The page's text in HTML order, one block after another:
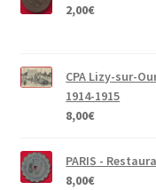
2,00€
CPA Lizy-sur-
1914-1915
8,00€
PARIS -
8,00€